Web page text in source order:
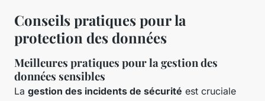
Conseils pratiques pour la
protection des données
Meilleures pratiques pour la gestion des
données sensibles
La gestion des incidents de sécurité est cruciale